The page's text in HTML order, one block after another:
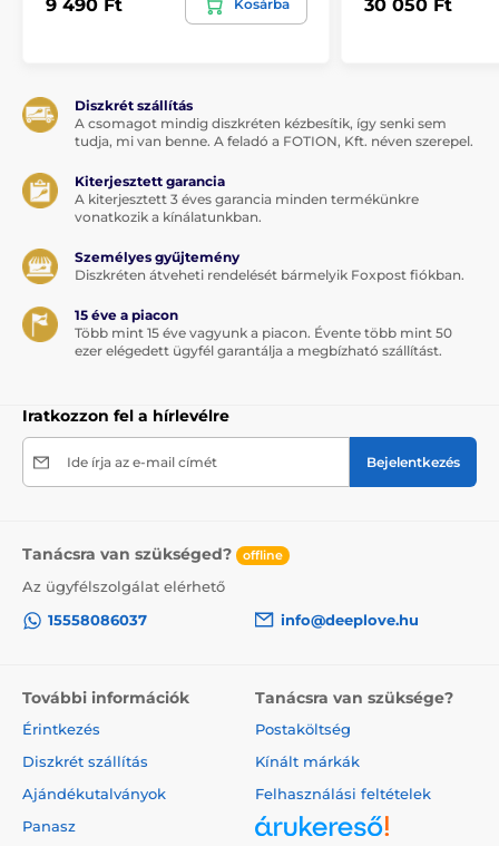
9 490 Ft Kosárba 30 050 Ft
Diszkrét szállítás
A csomagot mindig diszkréten kézbesítik, így senki sem
tudja, mi van benne. A feladó a FOTION, Kft. néven szerepel.
Kiterjesztett garancia
A kiterjesztett 3 éves garancia minden termékünkre
vonatkozik a kínálatunkban.
Személyes gyűjtemény
Diszkréten átveheti rendelését bármelyik Foxpost fiókban.
15 éve a piacon
Több mint 15 éve vagyunk a piacon. Évente több mint 50
ezer elégedett ügyfél garantálja a megbízható szállítást.
Iratkozzon fel a hírlevélre
Ide írja az e-mail címét Bejelentkezés
Tanácsra van szükséged? offline
Az ügyfélszolgálat elérhető
15558086037
info@deeplove.hu
További információk
Érintkezés
Diszkrét szállítás
Ajándékutalványok
Panasz
Tanácsra van szüksége?
Postaköltség
Kínált márkák
Felhasználási feltételek